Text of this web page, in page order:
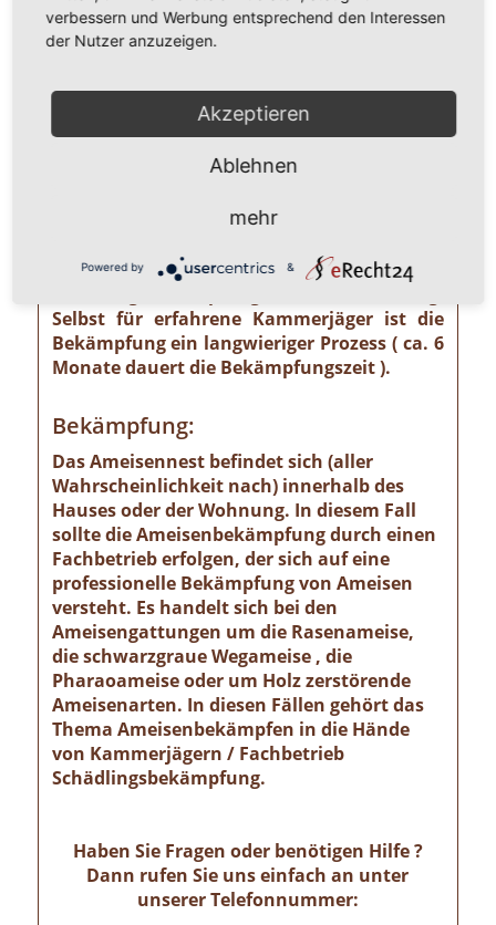
Materialschädlinge, von denen ein nicht zu
unterschätzendes gesundheitliches und
z. B. von der Pharaoameise. Die
Pharaoameise gehört zu den gefährlichsten
Indien beheimatet, ist sie mittlerweile
verhältnismäßig klein und sieht
Ameise sehen, ist eine professionelle
Selbst für erfahrene Kammerjäger ist die
Bekämpfung ein langwieriger Prozess ( ca. 6
Monate dauert die Bekämpfungszeit ).
Bekämpfung:
Das Ameisennest befindet sich (aller
Wahrscheinlichkeit nach) innerhalb des
Hauses oder der Wohnung. In diesem Fall
sollte die Ameisenbekämpfung durch einen
Fachbetrieb erfolgen, der sich auf eine
professionelle Bekämpfung von Ameisen
versteht. Es handelt sich bei den
Ameisengattungen um die Rasenameise,
die schwarzgraue Wegameise , die
Pharaoameise oder um Holz zerstörende
Ameisenarten. In diesen Fällen gehört das
Thema Ameisenbekämpfen in die Hände
von Kammerjägern / Fachbetrieb
Schädlingsbekämpfung.
Haben Sie Fragen oder benötigen Hilfe ?
Dann rufen Sie uns einfach an unter
unserer Telefonnummer:
verbessern und Werbung entsprechend den Interessen
der Nutzer anzuzeigen.
Akzeptieren
Ablehnen
mehr
Powered by &